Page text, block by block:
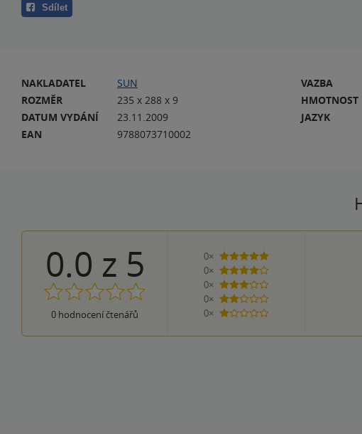
Sdílet
NAKLADATEL
SUN
ROZMĚR
235 x 288 x 9
DATUM VYDÁNÍ
23.11.2009
EAN
9788073710002
VAZBA
HMOTNOST
JAZYK
0.0 z 5
0 hodnocení čtenářů
0×
5 hvězdiček
0×
4 hvězdičky
0×
3 hvězdičky
0×
2 hvězdičky
0×
1 hvezdička